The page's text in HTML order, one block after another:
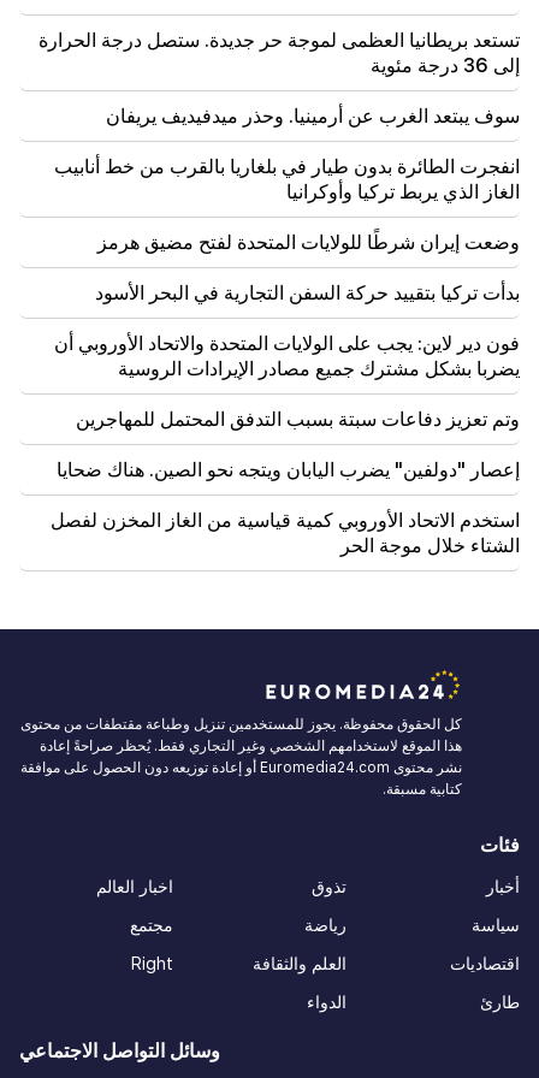
علم التنجيم التارو. لمن تعد البطاقات بالنجاح والتغيير
والفرص الجديدة
اجمع الماء. لن يكون هناك ماء لفترة طويلة
تستعد بريطانيا العظمى لموجة حر جديدة. ستصل درجة الحرارة
إلى 36 درجة مئوية
سوف يبتعد الغرب عن أرمينيا. وحذر ميدفيديف يريفان
انفجرت الطائرة بدون طيار في بلغاريا بالقرب من خط أنابيب
الغاز الذي يربط تركيا وأوكرانيا
وضعت إيران شرطًا للولايات المتحدة لفتح مضيق هرمز
بدأت تركيا بتقييد حركة السفن التجارية في البحر الأسود
فون دير لاين: يجب على الولايات المتحدة والاتحاد الأوروبي أن
يضربا بشكل مشترك جميع مصادر الإيرادات الروسية
وتم تعزيز دفاعات سبتة بسبب التدفق المحتمل للمهاجرين
إعصار "دولفين" يضرب اليابان ويتجه نحو الصين. هناك ضحايا
استخدم الاتحاد الأوروبي كمية قياسية من الغاز المخزن لفصل
الشتاء خلال موجة الحر
كل الحقوق محفوظة. يجوز للمستخدمين تنزيل وطباعة مقتطفات من محتوى
هذا الموقع لاستخدامهم الشخصي وغير التجاري فقط. يُحظر صراحةً إعادة
نشر محتوى Euromedia24.com أو إعادة توزيعه دون الحصول على موافقة
كتابية مسبقة.
فئات
أخبار
سياسة
اقتصاديات
طارئ
تذوق
رياضة
العلم والثقافة
الدواء
اخبار العالم
مجتمع
Right
وسائل التواصل الاجتماعي